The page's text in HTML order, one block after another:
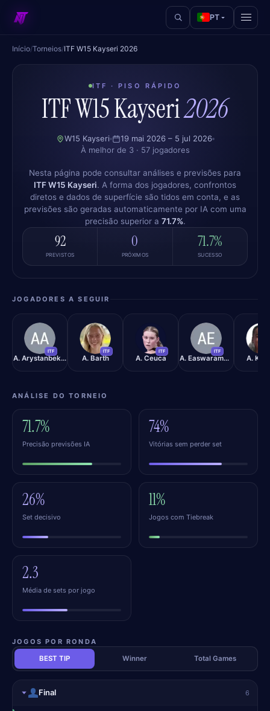
PT
Início/Torneios/ITF W15 Kayseri 2026
ITF · PISO RÁPIDO
ITF W15 Kayseri2026
W15 Kayseri
19 mai 2026 – 5 jul 2026
À melhor de 3 · 57 jogadores
Nesta página pode consultar análises e previsões para
ITF W15 Kayseri. A forma dos jogadores, confrontos
diretos e dados de superfície são tidos em conta, e as
previsões são geradas automaticamente por IA com uma
precisão superior a 71.7%.
92
PREVISTOS
0
PRÓXIMOS
71.7%
SUCESSO
JOGADORES A SEGUIR
AA
ITF
A. Arystanbekova
AB
ITF
A. Barth
AC
ITF
A. Ceuca
AE
ITF
A. Easwaramurthi
AK
A.
ANÁLISE DO TORNEIO
71.7%
Precisão previsões IA
74%
Vitórias sem perder set
26%
Set decisivo
11%
Jogos com Tiebreak
2.3
Média de sets por jogo
JOGOS POR RONDA
BEST TIP
Winner Total Games
Final 6